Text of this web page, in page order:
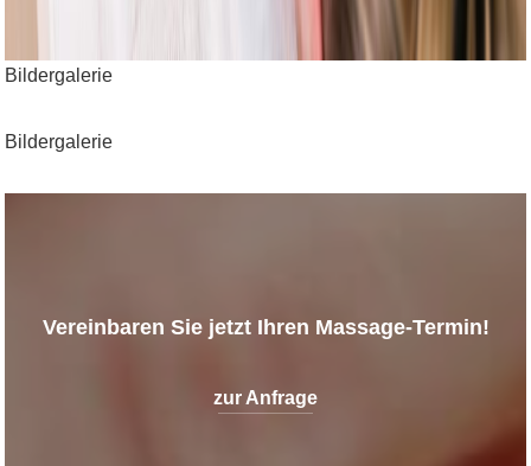
Bildergalerie
Bildergalerie
Vereinbaren Sie jetzt Ihren Massage-Termin!
zur Anfrage